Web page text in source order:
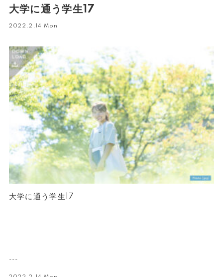
大学に通う学生17
2022.2.14 Mon
大学に通う学生17
---